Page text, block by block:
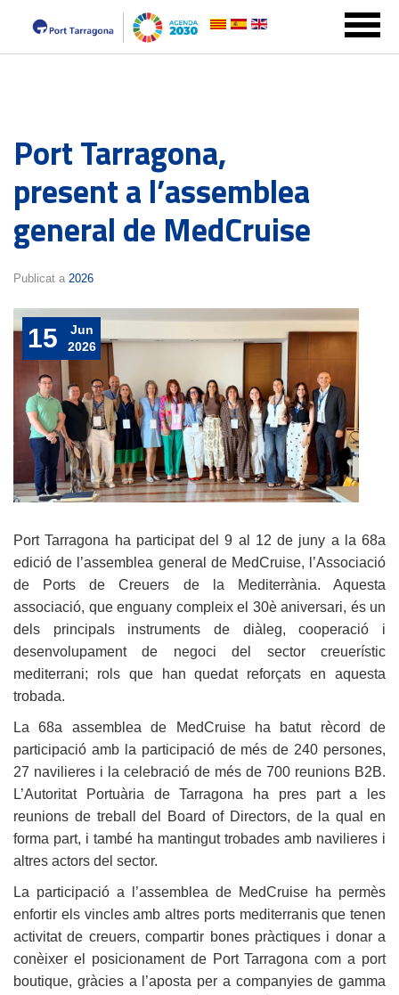
Port Tarragona,
present a l’assemblea
general de MedCruise
Publicat a 2026
15
Jun
2026
Port Tarragona ha participat del 9 al 12 de juny a la 68a
edició de l’assemblea general de MedCruise, l’Associació
de Ports de Creuers de la Mediterrània. Aquesta
associació, que enguany compleix el 30è aniversari, és un
dels principals instruments de diàleg, cooperació i
desenvolupament de negoci del sector creuerístic
mediterrani; rols que han quedat reforçats en aquesta
trobada.
La 68a assemblea de MedCruise ha batut rècord de
participació amb la participació de més de 240 persones,
27 navilieres i la celebració de més de 700 reunions B2B.
L’Autoritat Portuària de Tarragona ha pres part a les
reunions de treball del Board of Directors, de la qual en
forma part, i també ha mantingut trobades amb navilieres i
altres actors del sector.
La participació a l’assemblea de MedCruise ha permès
enfortir els vincles amb altres ports mediterranis que tenen
activitat de creuers, compartir bones pràctiques i donar a
conèixer el posicionament de Port Tarragona com a port
boutique, gràcies a l’aposta per a companyies de gamma